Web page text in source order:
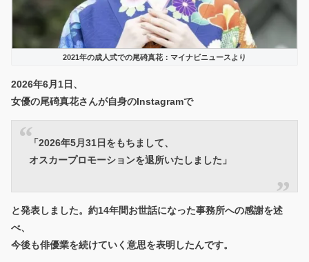
2021年の成人式での尾碕真花：マイナビニュースより
2026年6月1日、
女優の尾碕真花さんが自身のInstagramで
「2026年5月31日をもちまして、
オスカープロモーションを退所いたしました」
と発表しました。約14年間お世話になった事務所への感謝を述
べ、
今後も俳優業を続けていく意思を表明したんです。